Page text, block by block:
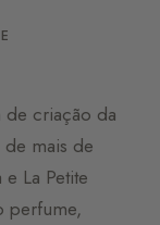
de criação da
mais de
La Petite
perfume,